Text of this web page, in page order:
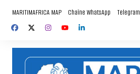
contenu
MARITIMAFRICA MAP Chaîne WhatsApp Telegram